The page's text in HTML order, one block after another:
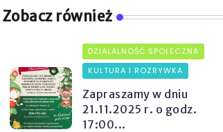
Zobacz również
DZIAŁALNOŚĆ SPOŁECZNA
KULTURA I ROZRYWKA
Zapraszamy w dniu
21.11.2025 r. o godz.
17:00...